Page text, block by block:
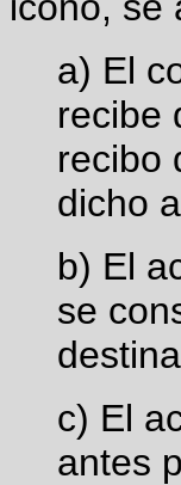
a) El
recibe
recibo
dicho
b) El
se
c) El
antes